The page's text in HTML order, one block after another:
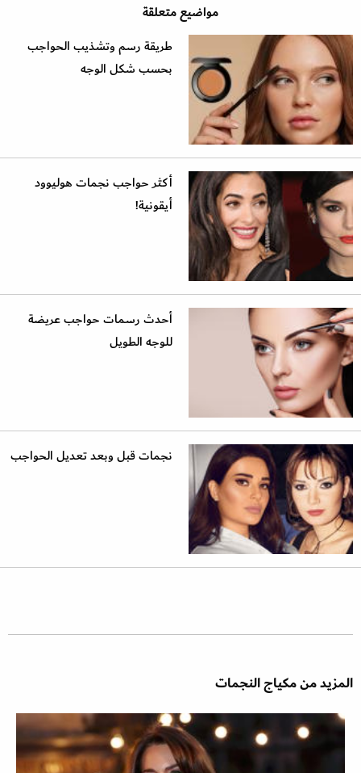
مواضيع متعلقة
طريقة رسم وتشذيب الحواجب
بحسب شكل الوجه
أكثر حواجب نجمات هوليوود
أيقونية!
أحدث رسمات حواجب عريضة
للوجه الطويل
نجمات قبل وبعد تعديل الحواجب
المزيد من مكياج النجمات